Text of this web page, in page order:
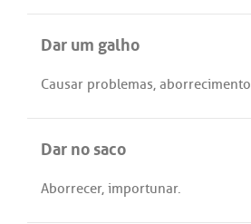
Dar um galho
Causar problemas, aborrecimento
Dar no saco
Aborrecer, importunar.